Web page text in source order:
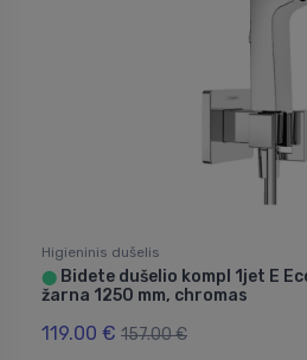
Higieninis dušelis
⬤ Bidete dušelio kompl 1jet E
žarna 1250 mm, chromas
119.00 € 157.00 €